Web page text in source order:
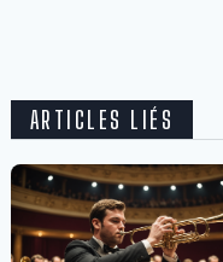
ARTICLES LIÉS